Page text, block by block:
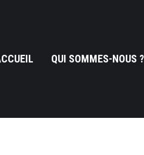
QUI SOMMES-NOUS ?